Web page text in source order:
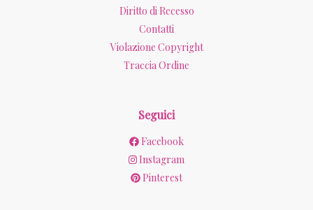
Diritto di Recesso
Contatti
Violazione Copyright
Traccia Ordine
Seguici
Facebook
Instagram
Pinterest